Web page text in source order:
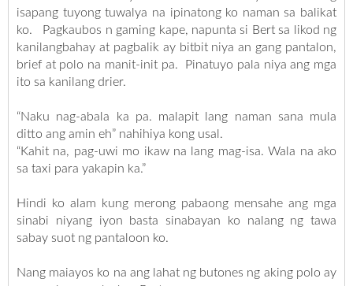
isapang tuyong tuwalya na ipinatong ko naman sa balikat
ko. Pagkaubos n gaming kape, napunta si Bert sa likod ng
kanilangbahay at pagbalik ay bitbit niya an gang pantalon,
brief at polo na manit-init pa. Pinatuyo pala niya ang mga
ito sa kanilang drier.
“Naku nag-abala ka pa. malapit lang naman sana mula
ditto ang amin eh” nahihiya kong usal.
“Kahit na, pag-uwi mo ikaw na lang mag-isa. Wala na ako
sa taxi para yakapin ka.”
Hindi ko alam kung merong pabaong mensahe ang mga
sinabi niyang iyon basta sinabayan ko nalang ng tawa
sabay suot ng pantaloon ko.
Nang maiayos ko na ang lahat ng butones ng aking polo ay